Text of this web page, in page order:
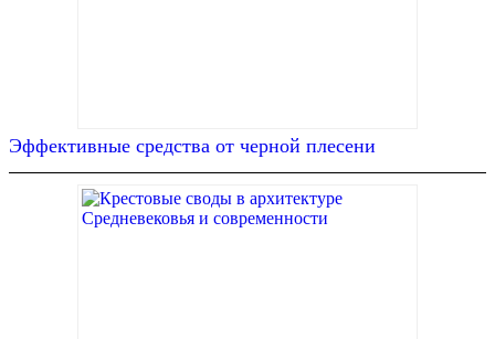
Эффективные средства от черной плесени